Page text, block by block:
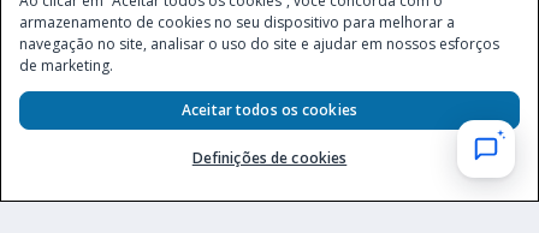
Este site é operado pela Ventmear Brasil LTDA (CNPJ 52.868.380/0001-84), com
endereço na Avenida Brigadeiro Faria Lima, nº 4.055, 3º andar, Itaim Bibi, no
Município de São Paulo, Estado de São Paulo, CEP 04538-133, Brasil - empresa
autorizada a operar apostas de quota fixa em todo território nacional pela
Secretaria de Prêmios e Apostas do Ministério da Fazenda, conforme Portaria nº
247, de 07.02.2025, publicada no DOU em 11.2.2025.
armazenamento de cookies no seu dispositivo para melhorar a
navegação no site, analisar o uso do site e ajudar em nossos esforços
de marketing.
Definições de cookies
Aceitar todos os cookies